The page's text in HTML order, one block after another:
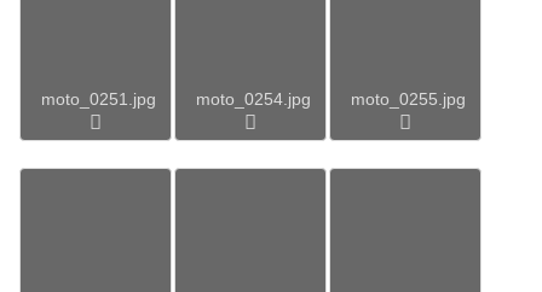
moto_0251.jpg moto_0254.jpg moto_0255.jpg